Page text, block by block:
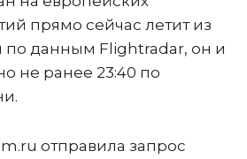
прямо сейчас летит из
по данным Flightradar, он и
не ранее 23:40 по
отправила запрос